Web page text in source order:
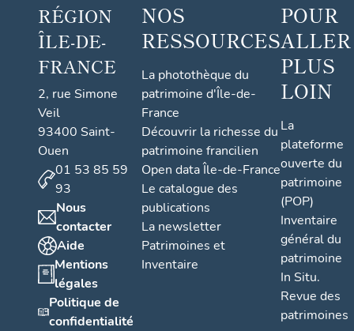
RÉGION
ÎLE-DE-
FRANCE
2, rue Simone
Veil
93400 Saint-
Ouen
01 53 85 59
93
Nous
contacter
Aide
Mentions
légales
Politique de
confidentialité
NOS
RESSOURCES
La photothèque du
patrimoine d'Île-de-
France
Découvrir la richesse du
patrimoine francilien
Open data Île-de-France
Le catalogue des
publications
La newsletter
Patrimoines et
Inventaire
POUR
ALLER
PLUS
LOIN
La
plateforme
ouverte du
patrimoine
(POP)
Inventaire
général du
patrimoine
In Situ.
Revue des
patrimoines